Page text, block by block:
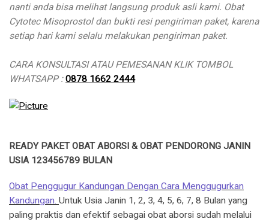
nanti anda bisa melihat langsung produk asli kami. Obat
Cytotec Misoprostol dan bukti resi pengiriman paket, karena
setiap hari kami selalu melakukan pengiriman paket.
CARA KONSULTASI ATAU PEMESANAN KLIK TOMBOL
WHATSAPP :0878 1662 2444
READY PAKET OBAT ABORSI & OBAT PENDORONG JANIN
USIA 123456789 BULAN
Obat Penggugur Kandungan Dengan Cara Menggugurkan
Kandungan. Untuk Usia Janin 1, 2, 3, 4, 5, 6, 7, 8 Bulan yang
paling praktis dan efektif sebagai obat aborsi sudah melalui